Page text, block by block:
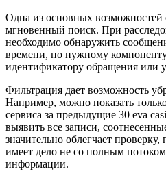
Одна из основных
мгновенный поиск. При
необходимо обнаружить
времени, по нужному
идентификатору обращения или
Фильтрация дает возможность
Например, можно показать
сервиса за предыдущие 30 eva
выявить все записи,
значительно облегчает
имеет дело не со полным
информации.